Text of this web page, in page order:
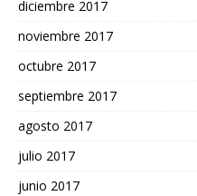
diciembre 2017
noviembre 2017
octubre 2017
septiembre 2017
agosto 2017
julio 2017
junio 2017